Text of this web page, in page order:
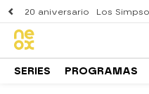
20 aniversario Los
SERIES PROGRAMAS